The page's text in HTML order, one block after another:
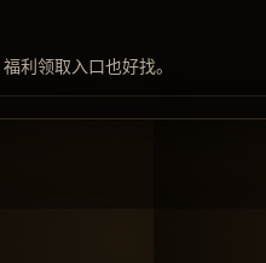
利领取入口也好找。